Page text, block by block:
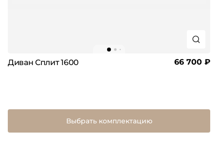
Диван Сплит 1600 66 700 ₽
Выбрать комплектацию